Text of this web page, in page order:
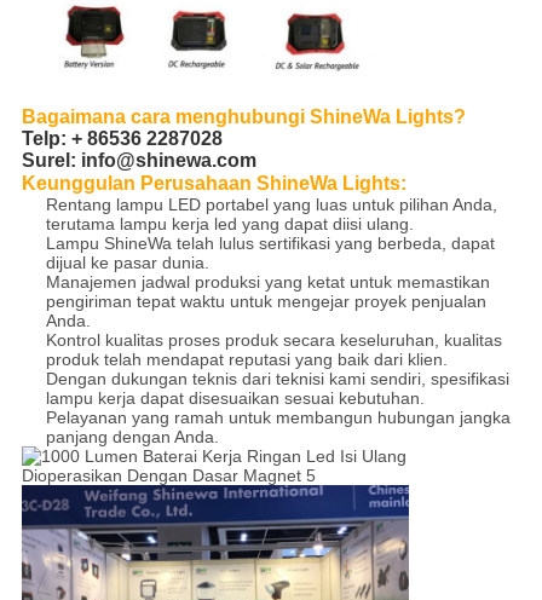
Bagaimana cara menghubungi ShineWa Lights?
Telp: + 86536 2287028
Surel: info@shinewa.com
Keunggulan Perusahaan ShineWa Lights:
Rentang lampu LED portabel yang luas untuk pilihan Anda,
terutama lampu kerja led yang dapat diisi ulang.
Lampu ShineWa telah lulus sertifikasi yang berbeda, dapat
dijual ke pasar dunia.
Manajemen jadwal produksi yang ketat untuk memastikan
pengiriman tepat waktu untuk mengejar proyek penjualan
Anda.
Kontrol kualitas proses produk secara keseluruhan, kualitas
produk telah mendapat reputasi yang baik dari klien.
Dengan dukungan teknis dari teknisi kami sendiri, spesifikasi
lampu kerja dapat disesuaikan sesuai kebutuhan.
Pelayanan yang ramah untuk membangun hubungan jangka
panjang dengan Anda.